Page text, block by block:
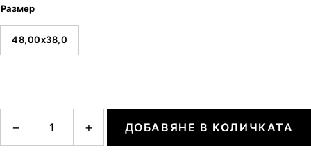
Размер
48,00x38,0
− + ДОБАВЯНЕ В КОЛИЧКАТА